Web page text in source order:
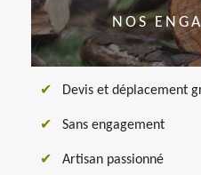
NOS
Devis et déplacement
Sans engagement
Artisan passionné